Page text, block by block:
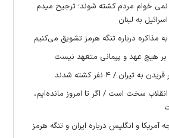
نمی خوام مردم کشته شوند؛ ترجیح میدم
به لبنان
مذاکره درباره تنگه هرمز تشویق می‌کنیم
بر هیچ عهد و پیمانی متعهد نیست
/ ۴ نفر کشته شدند
انقلاب سخت است / اگر تا امروز مانده‌ایم،
و انگلیس درباره ایران و تنگه هرمز